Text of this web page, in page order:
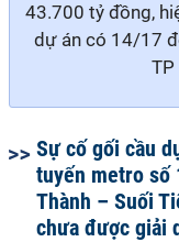
43.700 tỷ đồng,
dự án có 14/17
TP
Sự cố gối cầu
tuyến metro số
Thành – Suối
chưa được giải